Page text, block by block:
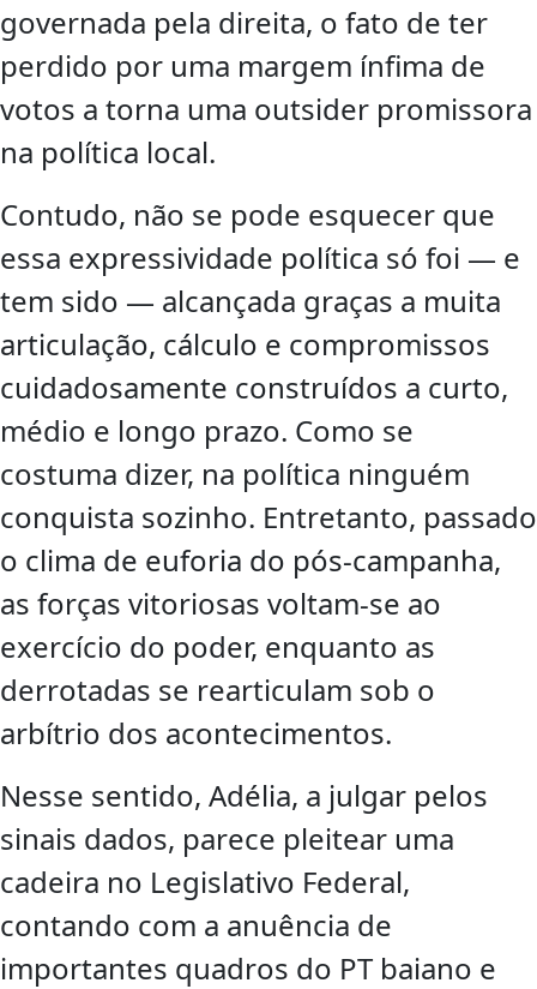
governada pela direita, o fato de ter
perdido por uma margem ínfima de
votos a torna uma outsider promissora
na política local.
Contudo, não se pode esquecer que
essa expressividade política só foi — e
tem sido — alcançada graças a muita
articulação, cálculo e compromissos
cuidadosamente construídos a curto,
médio e longo prazo. Como se
costuma dizer, na política ninguém
conquista sozinho. Entretanto, passado
o clima de euforia do pós-campanha,
as forças vitoriosas voltam-se ao
exercício do poder, enquanto as
derrotadas se rearticulam sob o
arbítrio dos acontecimentos.
Nesse sentido, Adélia, a julgar pelos
sinais dados, parece pleitear uma
cadeira no Legislativo Federal,
contando com a anuência de
importantes quadros do PT baiano e